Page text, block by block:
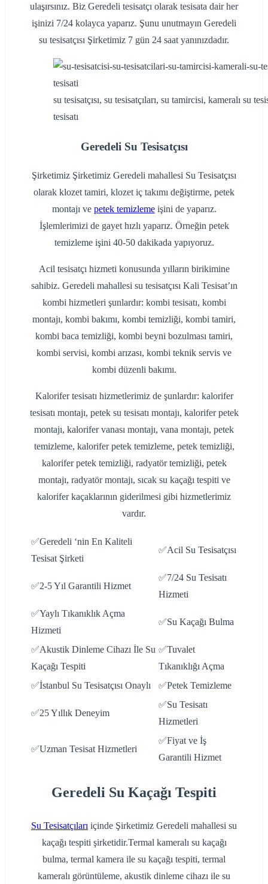
ulaşırsınız. Biz Geredeli tesisatçı olarak tesisata dair her
işinizi 7/24 kolayca yaparız. Şunu unutmayın Geredeli
su tesisatçısı Şirketimiz 7 gün 24 saat yanınızdadır.
su tesisatçısı, su tesisatçıları, su tamircisi, kameralı su
tesisatı
Geredeli Su Tesisatçısı
Şirketimiz Şirketimiz Geredeli mahallesi Su Tesisatçısı
olarak klozet tamiri, klozet iç takımı değiştirme, petek
montajı ve petek temizlemeişini de yaparız.
İşlemlerimizi de gayet hızlı yaparız. Örneğin petek
temizleme işini 40-50 dakikada yapıyoruz.
Acil tesisatçı hizmeti konusunda yılların birikimine
sahibiz. Geredeli mahallesi su tesisatçısı Kali Tesisat’ın
kombi hizmetleri şunlardır: kombi tesisatı, kombi
montajı, kombi bakımı, kombi temizliği, kombi tamiri,
kombi baca temizliği, kombi beyni bozulması tamiri,
kombi servisi, kombi arızası, kombi teknik servis ve
kombi düzenli bakımı.
Kalorifer tesisatı hizmetlerimiz de şunlardır: kalorifer
tesisatı montajı, petek su tesisatı montajı, kalorifer petek
montajı, kalorifer vanası montajı, vana montajı, petek
temizleme, kalorifer petek temizleme, petek temizliği,
kalorifer petek temizliği, radyatör temizliği, petek
montajı, radyatör montajı, sıcak su kaçağı tespiti ve
kalorifer kaçaklarının giderilmesi gibi hizmetlerimiz
vardır.
✅Geredeli ‘nin En Kaliteli
Tesisat Şirketi
✅Acil Su Tesisatçısı
✅2-5 Yıl Garantili Hizmet
✅7/24 Su Tesisatı
Hizmeti
✅Yaylı Tıkanıklık Açma
Hizmeti
✅Su Kaçağı Bulma
✅Akustik Dinleme Cihazı İle Su
Kaçağı Tespiti
✅Tuvalet
Tıkanıklığı Açma
✅İstanbul Su Tesisatçısı Onaylı
✅Petek Temizleme
✅25 Yıllık Deneyim
✅Su Tesisatı
Hizmetleri
✅Uzman Tesisat Hizmetleri
✅Fiyat ve İş
Garantili Hizmet
Geredeli Su Kaçağı Tespiti
Su Tesisatçıları içinde Şirketimiz Geredeli mahallesi su
kaçağı tespiti şirketidir.Termal kameralı su kaçağı
bulma, termal kamera ile su kaçağı tespiti, termal
kameralı görüntüleme, akustik dinleme cihazı ile su